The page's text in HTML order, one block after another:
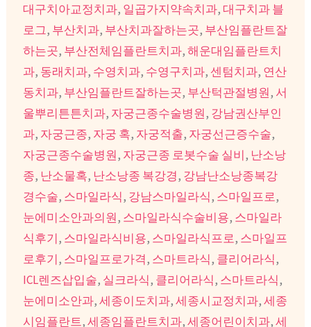
대구치아교정치과, 일곱가지약속치과,대구치과 블
로그, 부산치과, 부산치과잘하는곳, 부산임플란트잘
하는곳, 부산전체임플란트치과,해운대임플란트치
과, 동래치과, 수영치과, 수영구치과,센텀치과, 연산
동치과, 부산임플란트잘하는곳, 부산턱관절병원, 서
울뿌리튼튼치과, 자궁근종수술병원, 강남권산부인
과, 자궁근종, 자궁 혹, 자궁적출, 자궁선근증수술,
자궁근종수술병원, 자궁근종 로봇수술 실비, 난소낭
종, 난소물혹, 난소낭종 복강경, 강남난소낭종복강
경수술, 스마일라식, 강남스마일라식, 스마일프로,
눈에미소안과의원, 스마일라식수술비용, 스마일라
식후기, 스마일라식비용, 스마일라식프로, 스마일프
로후기, 스마일프로가격, 스마트라식, 클리어라식,
ICL렌즈삽입술, 실크라식, 클리어라식, 스마트라식,
눈에미소안과,세종이도치과,세종시교정치과,세종
시임플란트,세종임플란트치과,세종어린이치과,세